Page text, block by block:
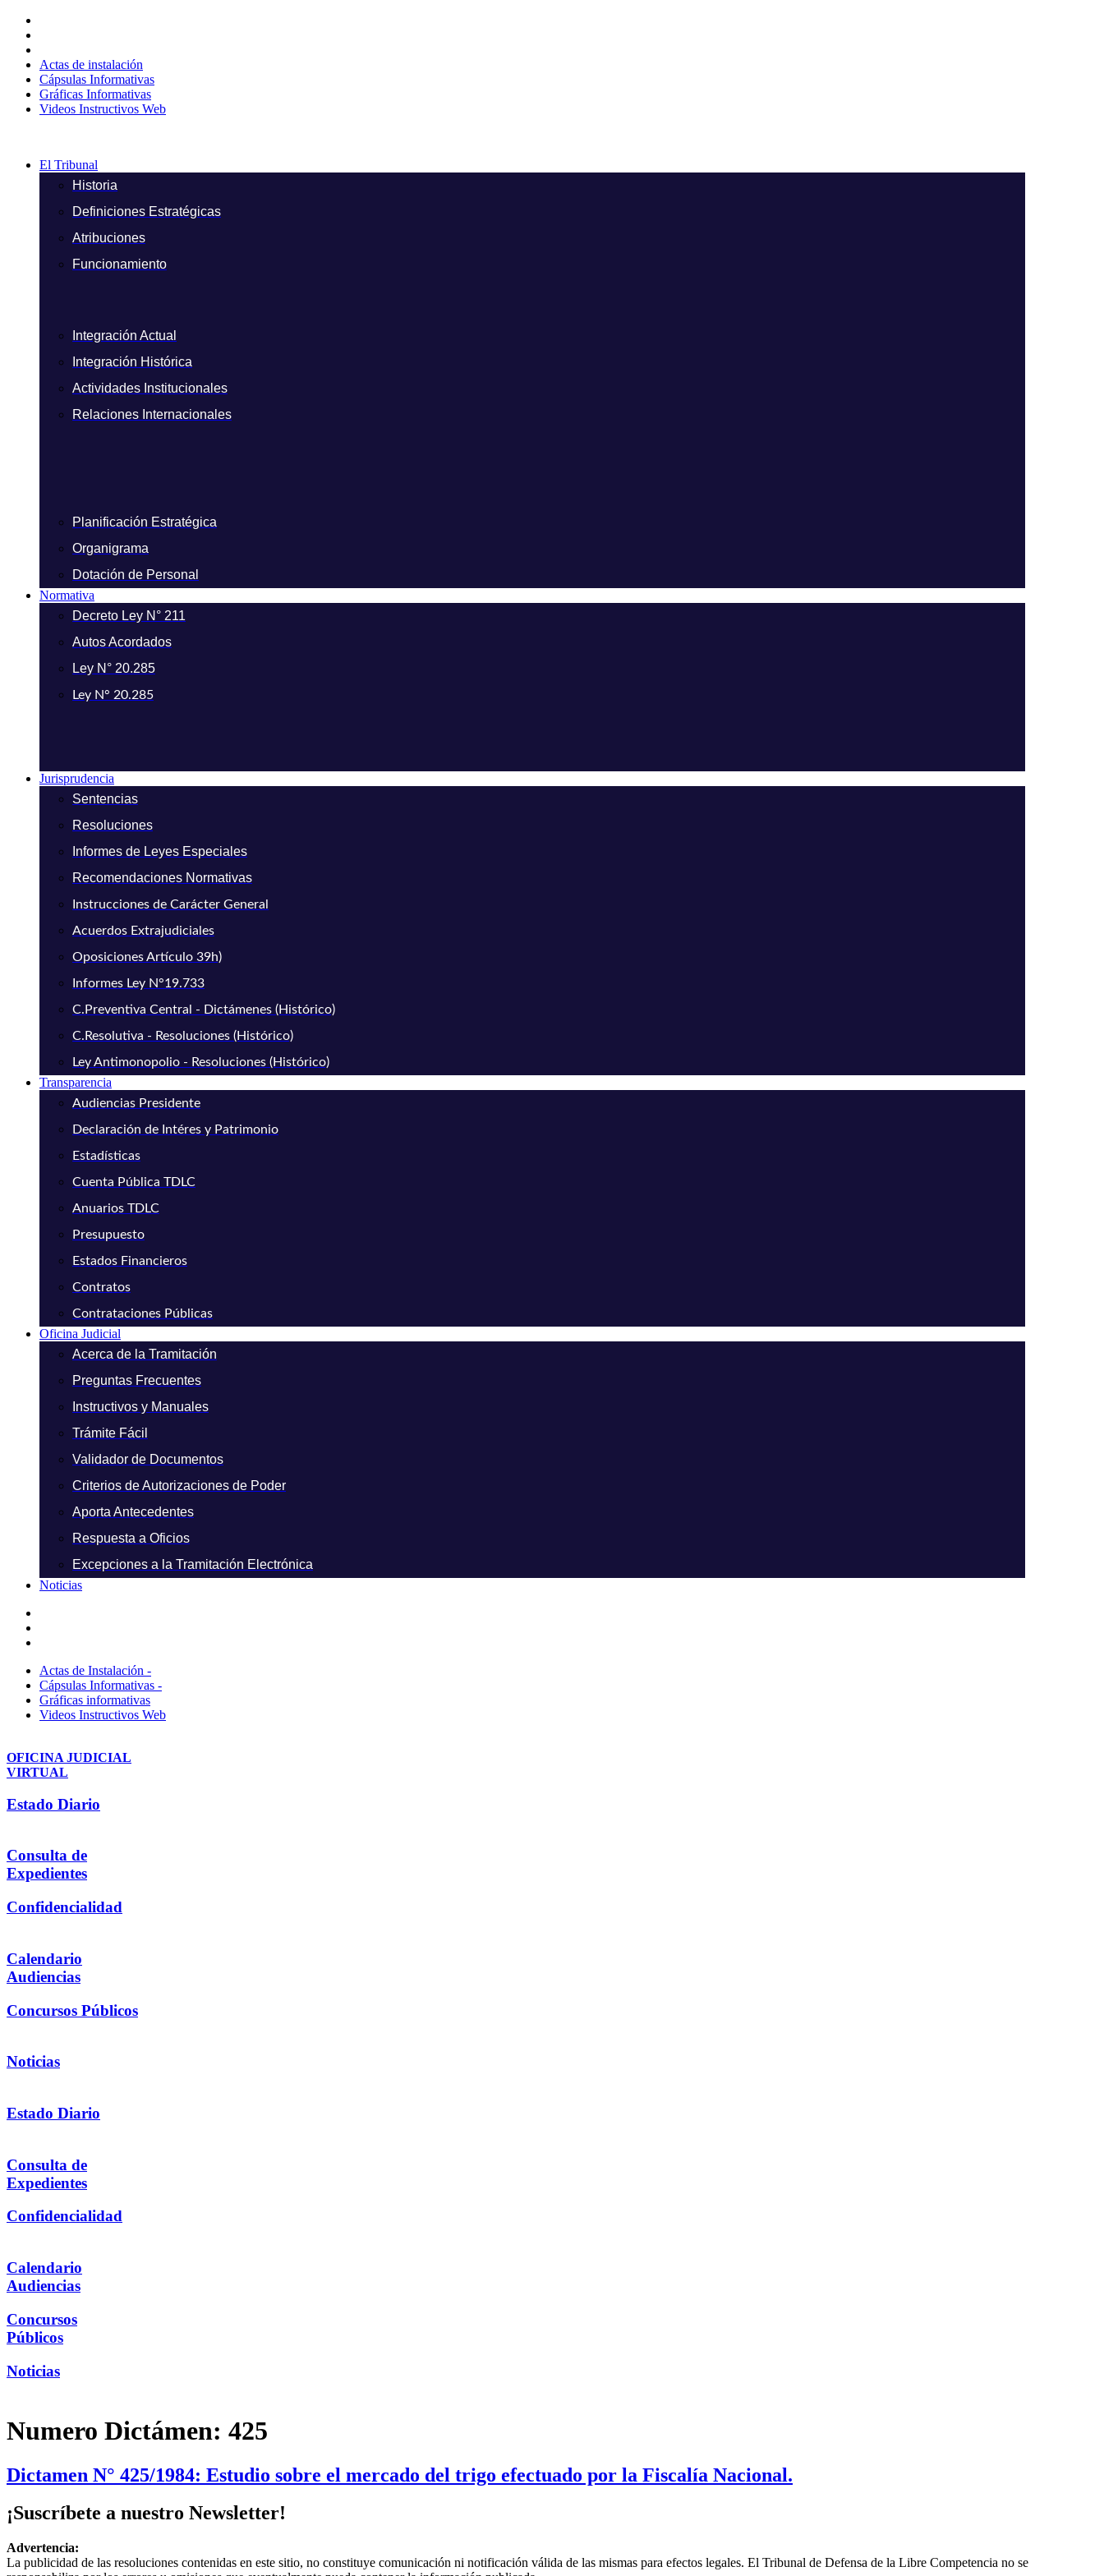
contenido
Actas de instalación
Cápsulas Informativas
Gráficas Informativas
Videos Instructivos Web
El Tribunal
Historia
Definiciones Estratégicas
Atribuciones
Funcionamiento
Integración Actual
Integración Histórica
Actividades Institucionales
Relaciones Internacionales
Planificación Estratégica
Organigrama
Dotación de Personal
Normativa
Decreto Ley N° 211
Autos Acordados
Ley N° 20.285
Ley N° 20.285
Jurisprudencia
Sentencias
Resoluciones
Informes de Leyes Especiales
Recomendaciones Normativas
Instrucciones de Carácter General
Acuerdos Extrajudiciales
Oposiciones Artículo 39h)
Informes Ley N°19.733
C.Preventiva Central - Dictámenes (Histórico)
C.Resolutiva - Resoluciones (Histórico)
Ley Antimonopolio - Resoluciones (Histórico)
Transparencia
Audiencias Presidente
Declaración de Intéres y Patrimonio
Estadísticas
Cuenta Pública TDLC
Anuarios TDLC
Presupuesto
Estados Financieros
Contratos
Contrataciones Públicas
Oficina Judicial
Acerca de la Tramitación
Preguntas Frecuentes
Instructivos y Manuales
Trámite Fácil
Validador de Documentos
Criterios de Autorizaciones de Poder
Aporta Antecedentes
Respuesta a Oficios
Excepciones a la Tramitación Electrónica
Noticias
Actas de Instalación -
Cápsulas Informativas -
Gráficas informativas
Videos Instructivos Web
OFICINA JUDICIAL
VIRTUAL
Estado Diario
Consulta de
Expedientes
Confidencialidad
Calendario
Audiencias
Concursos Públicos
Noticias
Estado Diario
Consulta de
Expedientes
Confidencialidad
Calendario
Audiencias
Concursos
Públicos
Noticias
Numero Dictámen: 425
Dictamen N° 425/1984: Estudio sobre el mercado del trigo efectuado por la Fiscalía Nacional.
¡Suscríbete a nuestro Newsletter!
Advertencia:
La publicidad de las resoluciones contenidas en este sitio, no constituye comunicación ni notificación válida de las mismas para efectos legales. El Tribunal de Defensa de la Libre Competencia no se